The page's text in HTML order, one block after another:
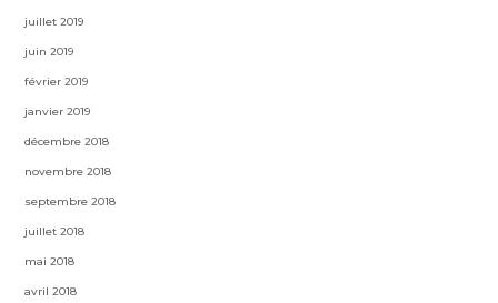
juillet 2019
juin 2019
février 2019
janvier 2019
décembre 2018
novembre 2018
septembre 2018
juillet 2018
mai 2018
avril 2018